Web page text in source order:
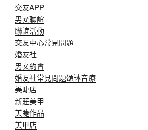
交友APP
男女聯誼
聯誼活動
交友中心常見問題
婚友社
男女約會
婚友社常見問題頌缽音療
美睫店
新莊美甲
美睫作品
美甲店